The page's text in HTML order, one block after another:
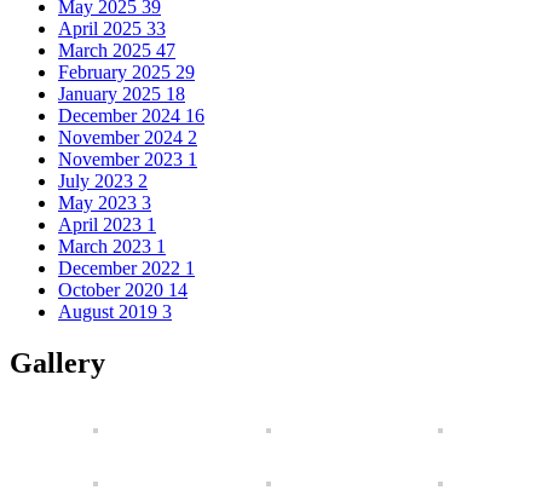
May 2025 39
April 2025 33
March 2025 47
February 2025 29
January 2025 18
December 2024 16
November 2024 2
November 2023 1
July 2023 2
May 2023 3
April 2023 1
March 2023 1
December 2022 1
October 2020 14
August 2019 3
Gallery